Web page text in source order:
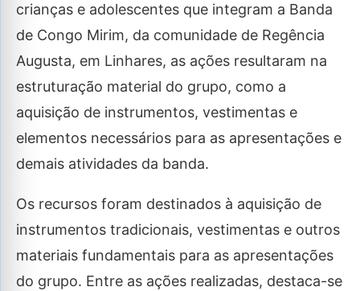
crianças e adolescentes que integram a Banda
de Congo Mirim, da comunidade de Regência
Augusta, em Linhares, as ações resultaram na
estruturação material do grupo, como a
aquisição de instrumentos, vestimentas e
elementos necessários para as apresentações e
demais atividades da banda.
Os recursos foram destinados à aquisição de
instrumentos tradicionais, vestimentas e outros
materiais fundamentais para as apresentações
do grupo. Entre as ações realizadas, destaca-se